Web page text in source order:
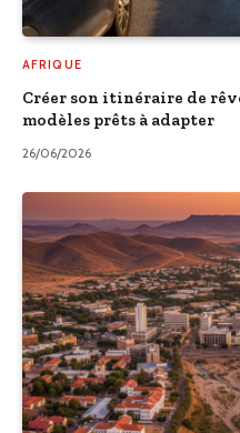
AFRIQUE
Créer son itinéraire de
modèles prêts à adapter
26/06/2026